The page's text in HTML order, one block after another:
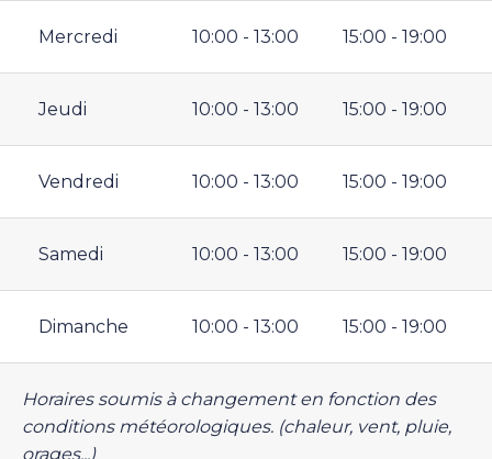
Mercredi 10:00 - 13:00 15:00 - 19:00
Jeudi 10:00 - 13:00 15:00 - 19:00
Vendredi 10:00 - 13:00 15:00 - 19:00
Samedi 10:00 - 13:00 15:00 - 19:00
Dimanche 10:00 - 13:00 15:00 - 19:00
Horaires soumis à changement en fonction des
conditions météorologiques. (chaleur, vent, pluie,
orages...)